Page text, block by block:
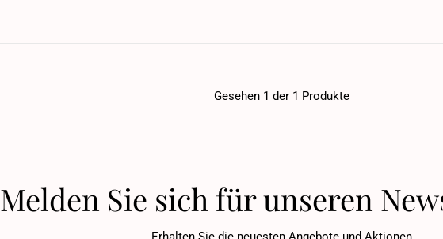
Gesehen 1 der 1 Produkte
Melden Sie sich für unseren